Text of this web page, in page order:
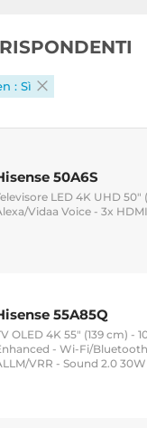
: Sì
50A6S
LED 4K UHD
Vidaa Voice - 3x
55A85Q
OLED 4K 55" (139 cm) -
- Wi-Fi/
VRR - Sound 2.0